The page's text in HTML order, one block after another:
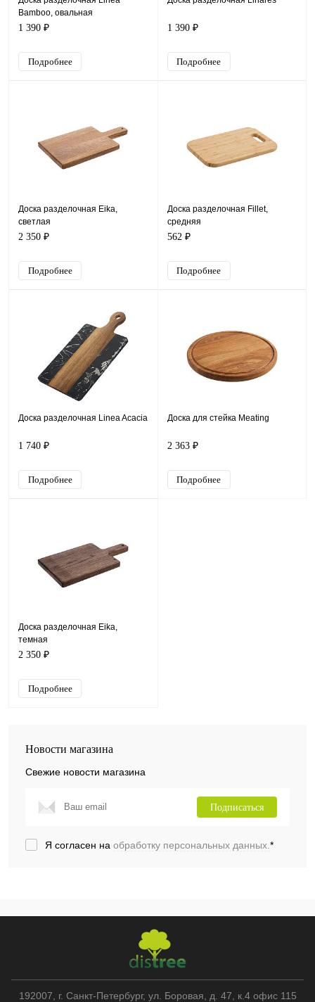
Bamboo, овальная
1 390 ₽
Подробнее
1 390 ₽
Подробнее
Доска разделочная Eika,
светлая
2 350 ₽
Подробнее
Доска разделочная Fillet,
средняя
562 ₽
Подробнее
Доска разделочная Linea Acacia
1 740 ₽
Подробнее
Доска для стейка Meating
2 363 ₽
Подробнее
Доска разделочная Eika,
темная
2 350 ₽
Подробнее
Новости магазина
Свежие новости магазина
Подписаться
Я согласен на обработку персональных данных.*
192007 , г. Санкт-Петербург, ул. Боровая, д. 47, к.4 офис 115